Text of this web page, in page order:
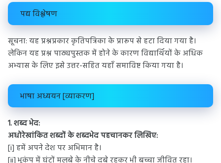
पद्य विश्लेषण
सूचना: यह प्रश्नप्रकार कृतिपत्रिका के प्रारूप से हटा दिया गया है।
लेकिन यह प्रश्न पाठ्यपुस्तक में होने के कारण विद्यार्थियों के अधिक
अभ्यास के लिए इसे उत्तर-सहित यहाँ समाविष्ट किया गया है।
भाषा अध्ययन [व्याकरण]
1. शब्द भेद:
अधोरेखांकित शब्दों के शब्दभेद पहचानकर लिखिए:
[i] हमें अपने देश पर अभिमान है।